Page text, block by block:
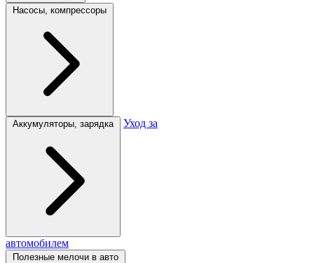
Насосы, компрессоры
Аккумуляторы, зарядка Уход за
автомобилем
Полезные мелочи в авто